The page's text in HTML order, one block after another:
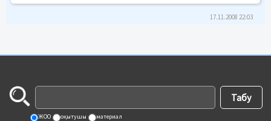
17.11.2008 22:03
ЖОО оқытушы материал